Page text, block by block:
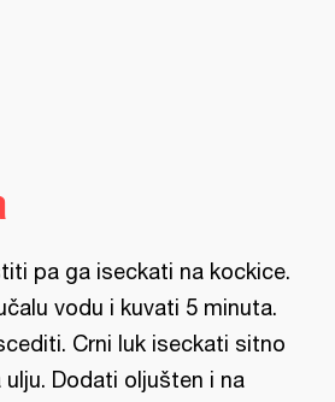
pa ga iseckati na kockice.
vodu i kuvati 5 minuta.
Crni luk iseckati sitno
Dodati oljušten i na